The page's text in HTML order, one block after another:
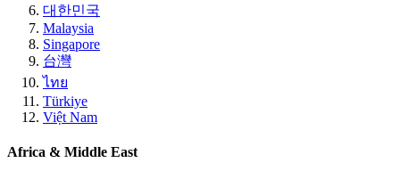
대한민국
Malaysia
Singapore
台灣
ไทย
Türkiye
Việt Nam
Africa & Middle East